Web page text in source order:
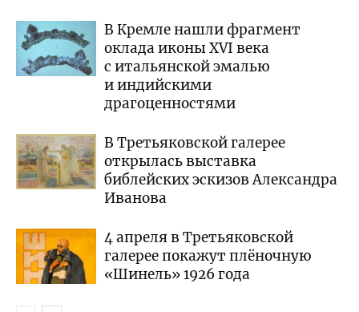
В Кремле нашли фрагмент
оклада иконы XVI века
с итальянской эмалью
и индийскими
драгоценностями
В Третьяковской галерее
открылась выставка
библейских эскизов Александра
Иванова
4 апреля в Третьяковской
галерее покажут плёночную
«Шинель» 1926 года